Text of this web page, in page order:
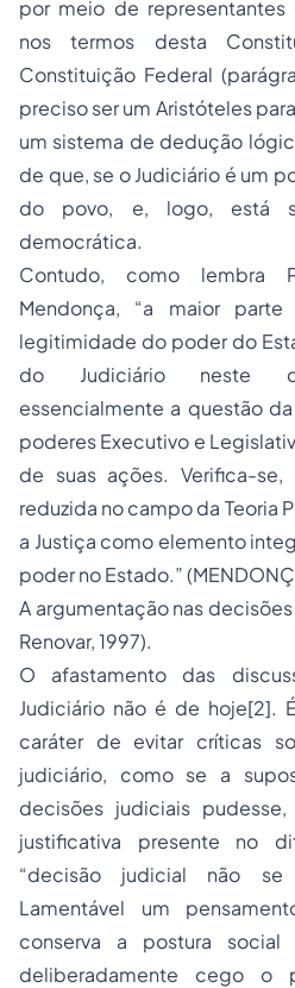
por meio de
nos termos desta
Constituição Federal
preciso ser um Aristóteles
um sistema de dedução
de que, se o Judiciário é um
do povo, e, logo, está
democrática.
Contudo, como lembra
Mendonça, “a maior
legitimidade do poder do
do Judiciário neste
essencialmente a questão
poderes Executivo e
de suas ações. Verifica-
reduzida no campo da Teoria
a Justiça como elemento
poder no Estado.”
A argumentação nas
Renovar, 1997).
O afastamento das
Judiciário não é de hoje[2].
caráter de evitar críticas
judiciário, como se a
decisões judiciais
justificativa presente no
“decisão judicial não se
Lamentável um
conserva a postura
deliberadamente cego o